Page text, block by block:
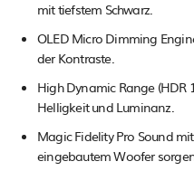
mit tiefstem Schwarz.
OLED Micro Dimming
der Kontraste.
High Dynamic Range (HDR
Helligkeit und Luminanz.
Magic Fidelity Pro Sound
eingebautem Woofer